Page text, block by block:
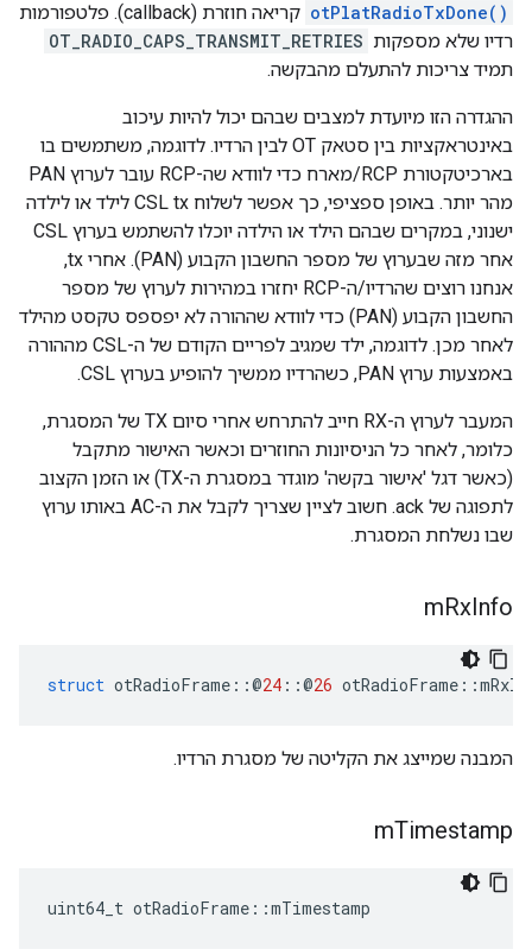
otPlatRadioTxDone()
קריאה חוזרת (callback). פלטפורמות
רדיו שלא מספקות OT_RADIO_CAPS_TRANSMIT_RETRIES
תמיד צריכות להתעלם מהבקשה.
ההגדרה הזו מיועדת למצבים שבהם יכול להיות עיכוב
באינטראקציות בין סטאק OT לבין הרדיו. לדוגמה, משתמשים בו
בארכיטקטורת RCP/מארח כדי לוודא שה-RCP עובר לערוץ PAN
מהר יותר. באופן ספציפי, כך אפשר לשלוח CSL tx לילד או לילדה
ישנוני, במקרים שבהם הילד או הילדה יוכלו להשתמש בערוץ CSL
אחר מזה שבערוץ של מספר החשבון הקבוע (PAN). אחרי tx,
אנחנו רוצים שהרדיו/ה-RCP יחזרו במהירות לערוץ של מספר
החשבון הקבוע (PAN) כדי לוודא שההורה לא יפספס טקסט מהילד
לאחר מכן. לדוגמה, ילד שמגיב לפריים הקודם של ה-CSL מההורה
באמצעות ערוץ PAN, כשהרדיו ממשיך להופיע בערוץ CSL.
המעבר לערוץ ה-RX חייב להתרחש אחרי סיום TX של המסגרת,
כלומר, לאחר כל הניסיונות החוזרים וכאשר האישור מתקבל
(כאשר דגל 'אישור בקשה' מוגדר במסגרת ה-TX) או הזמן הקצוב
לתפוגה של ack. חשוב לציין שצריך לקבל את ה-AC באותו ערוץ
שבו נשלחת המסגרת.
mRxInfo
struct otRadioFrame ::@24 ::@26 otRadioFrame ::
המבנה שמייצג את הקליטה של מסגרת הרדיו.
mTimestamp
uint64_t otRadioFrame ::mTimestamp